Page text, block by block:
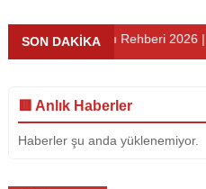
SON DAKİKA
Plajı Rehberi 2026 |
🟥 Anlık Haberler
Haberler şu anda yüklenemiyor.